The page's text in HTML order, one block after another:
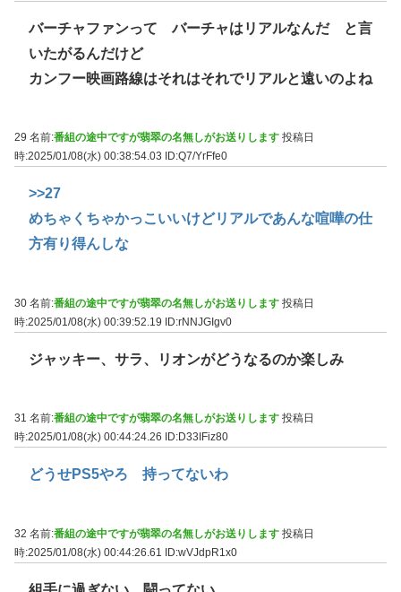
バーチャファンって バーチャはリアルなんだ と言
いたがるんだけど
カンフー映画路線はそれはそれでリアルと遠いのよね
29 名前:番組の途中ですが翡翠の名無しがお送りします 投稿日
時:2025/01/08(水) 00:38:54.03
ID:Q7/YrFfe0
>>27
めちゃくちゃかっこいいけどリアルであんな喧嘩の仕
方有り得んしな
30 名前:番組の途中ですが翡翠の名無しがお送りします 投稿日
時:2025/01/08(水) 00:39:52.19 ID:rNNJGIgv0
ジャッキー、サラ、リオンがどうなるのか楽しみ
31 名前:番組の途中ですが翡翠の名無しがお送りします 投稿日
時:2025/01/08(水) 00:44:24.26
ID:D33IFiz80
どうせPS5やろ 持ってないわ
32 名前:番組の途中ですが翡翠の名無しがお送りします 投稿日
時:2025/01/08(水) 00:44:26.61
ID:wVJdpR1x0